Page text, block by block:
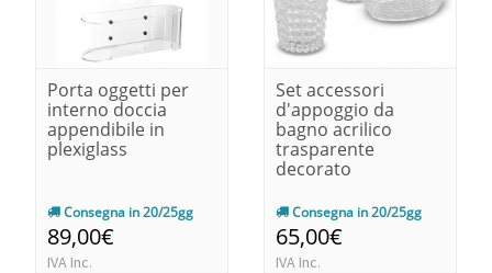
Porta oggetti per
interno doccia
appendibile in
plexiglass
Consegna in 20/25gg
89,00€
IVA Inc.
Set accessori
d'appoggio da
bagno acrilico
trasparente
decorato
Consegna in 20/25gg
65,00€
IVA Inc.